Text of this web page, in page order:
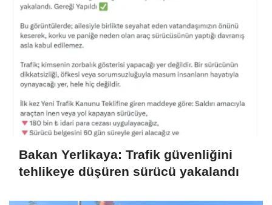
Bakan Yerlikaya: Trafik güvenliğini
tehlikeye düşüren sürücü yakalandı